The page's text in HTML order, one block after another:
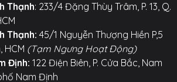
vệ chống rơi toàn diện.
Chống vân tay, chống mồ hôi
HD, độ trong suốt cao (High
Thạnh: 233/4 Đặng Thùy Trâm, P. 13, Q.
Thạnh: 45/1 Nguyễn Thượng Hiền P,5
HCM (Tạm Ngưng Hoạt Động)
Định: 122 Điện Biên, P. Cửa Bắc, Nam
Nam Định